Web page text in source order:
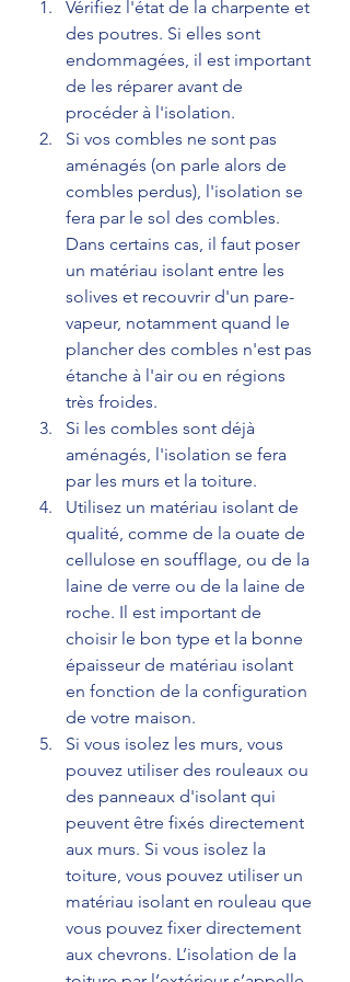
Vérifiez l'état de la charpente et
des poutres. Si elles sont
endommagées, il est important
de les réparer avant de
procéder à l'isolation.
Si vos combles ne sont pas
aménagés (on parle alors de
combles perdus), l'isolation se
fera par le sol des combles.
Dans certains cas, il faut poser
un matériau isolant entre les
solives et recouvrir d'un pare-
vapeur, notamment quand le
plancher des combles n'est pas
étanche à l'air ou en régions
très froides.
Si les combles sont déjà
aménagés, l'isolation se fera
par les murs et la toiture.
Utilisez un matériau isolant de
qualité, comme de la ouate de
cellulose en soufflage, ou de la
laine de verre ou de la laine de
roche. Il est important de
choisir le bon type et la bonne
épaisseur de matériau isolant
en fonction de la configuration
de votre maison.
Si vous isolez les murs, vous
pouvez utiliser des rouleaux ou
des panneaux d'isolant qui
peuvent être fixés directement
aux murs. Si vous isolez la
toiture, vous pouvez utiliser un
matériau isolant en rouleau que
vous pouvez fixer directement
aux chevrons. L’isolation de la